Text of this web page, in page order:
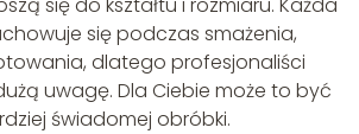
się podczas smażenia,
dlatego profesjonaliści
uwagę. Dla Ciebie może to być
świadomej obróbki.